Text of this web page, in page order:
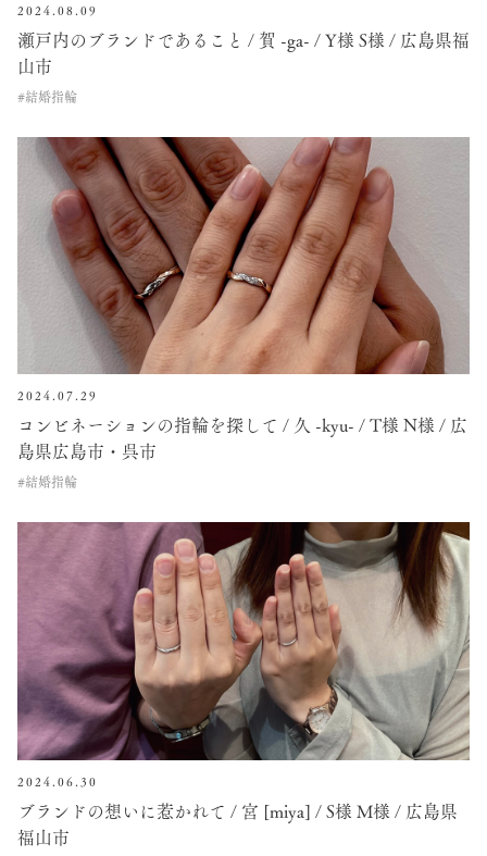
2024.08.09
瀬戸内のブランドであること / 賀 -ga- / Y様 S様 / 広島県福
山市
#結婚指輪
2024.07.29
コンビネーションの指輪を探して / 久 -kyu- / T様 N様 / 広
島県広島市・呉市
#結婚指輪
2024.06.30
ブランドの想いに惹かれて / 宮 [miya] / S様 M様 / 広島県
福山市